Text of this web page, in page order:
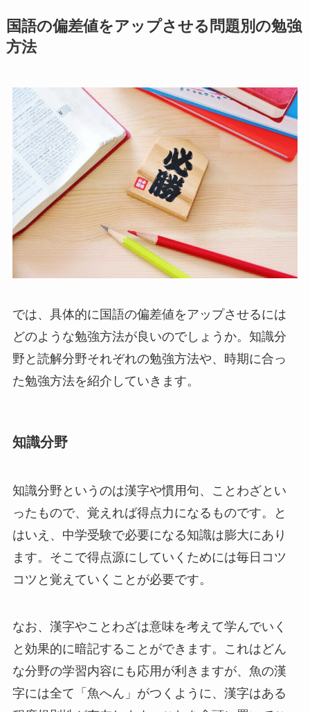
国語の偏差値をアップさせる問題別の勉強
方法
では、具体的に国語の偏差値をアップさせるには
どのような勉強方法が良いのでしょうか。知識分
野と読解分野それぞれの勉強方法や、時期に合っ
た勉強方法を紹介していきます。
知識分野
知識分野というのは漢字や慣用句、ことわざとい
ったもので、覚えれば得点力になるものです。と
はいえ、中学受験で必要になる知識は膨大にあり
ます。そこで得点源にしていくためには毎日コツ
コツと覚えていくことが必要です。
なお、漢字やことわざは意味を考えて学んでいく
と効果的に暗記することができます。これはどん
な分野の学習内容にも応用が利きますが、魚の漢
字には全て「魚へん」がつくように、漢字はある